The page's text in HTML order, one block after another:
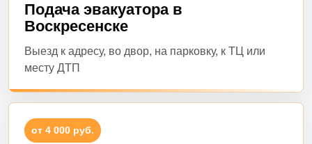
Подача эвакуатора в
Воскресенске
Выезд к адресу, во двор, на парковку, к ТЦ или
месту ДТП
от 4 000 руб.